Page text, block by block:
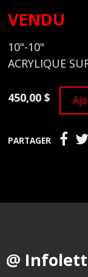
VENDU
10"-10"
ACRYLIQUE
450,00 $
PARTAGER
@